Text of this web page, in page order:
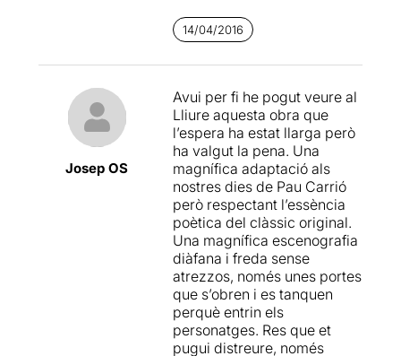
tornarà a programar per la
temporada vinent. Jo, sens
dubte, repetiré!
14/04/2016
Josep OS
Avui per fi he pogut veure al
Lliure aquesta obra que
l’espera ha estat llarga però
ha valgut la pena. Una
magnífica adaptació als
nostres dies de Pau Carrió
però respectant l’essència
poètica del clàssic original.
Una magnífica escenografia
diàfana i freda sense
atrezzos, només unes portes
que s’obren i es tanquen
perquè entrin els
personatges. Res que et
pugui distreure, només